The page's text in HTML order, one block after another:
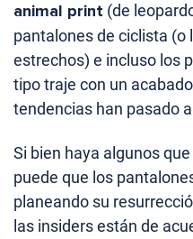
animal print (de
pantalones de ciclista (o
estrechos) e incluso los
tipo traje con un
tendencias han pasado
Si bien haya algunos
puede que los
planeando su
las insiders están de